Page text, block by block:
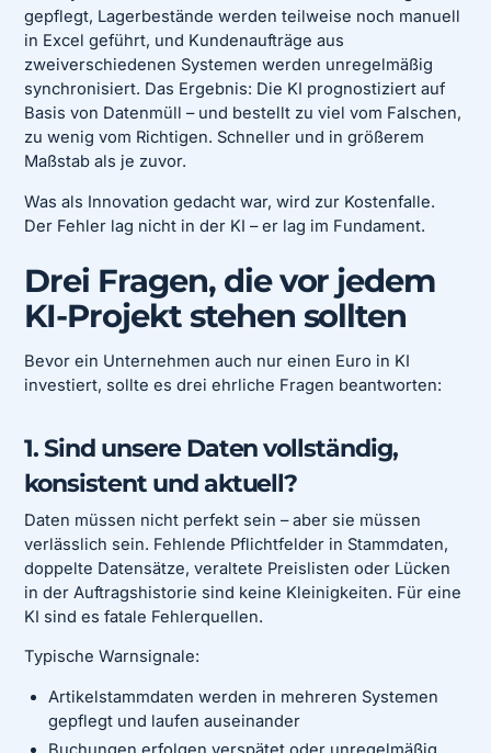
gepflegt, Lagerbestände werden teilweise noch manuell
in Excel geführt, und Kundenaufträge aus
zweiverschiedenen Systemen werden unregelmäßig
synchronisiert. Das Ergebnis: Die KI prognostiziert auf
Basis von Datenmüll – und bestellt zu viel vom Falschen,
zu wenig vom Richtigen. Schneller und in größerem
Maßstab als je zuvor.
Was als Innovation gedacht war, wird zur Kostenfalle.
Der Fehler lag nicht in der KI – er lag im Fundament.
Drei Fragen, die vor jedem
KI-Projekt stehen sollten
Bevor ein Unternehmen auch nur einen Euro in KI
investiert, sollte es drei ehrliche Fragen beantworten:
1. Sind unsere Daten vollständig,
konsistent und aktuell?
Daten müssen nicht perfekt sein – aber sie müssen
verlässlich sein. Fehlende Pflichtfelder in Stammdaten,
doppelte Datensätze, veraltete Preislisten oder Lücken
in der Auftragshistorie sind keine Kleinigkeiten. Für eine
KI sind es fatale Fehlerquellen.
Typische Warnsignale:
Artikelstammdaten werden in mehreren Systemen
gepflegt und laufen auseinander